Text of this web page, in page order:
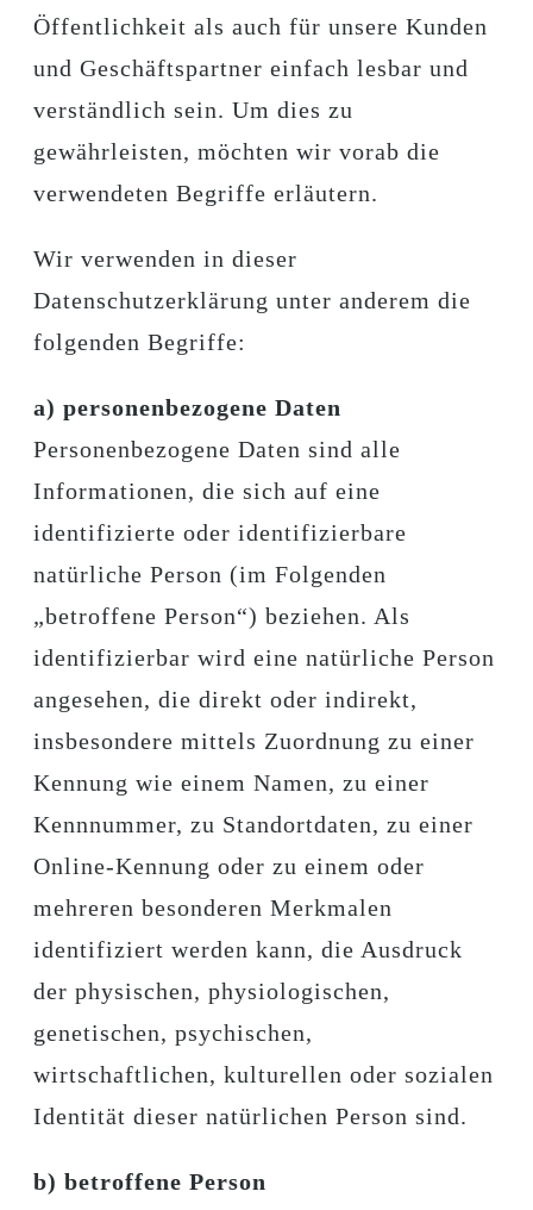
Öffentlichkeit als auch für unsere Kunden
und Geschäftspartner einfach lesbar und
verständlich sein. Um dies zu
gewährleisten, möchten wir vorab die
verwendeten Begriffe erläutern.
Wir verwenden in dieser
Datenschutzerklärung unter anderem die
folgenden Begriffe:
a) personenbezogene Daten
Personenbezogene Daten sind alle
Informationen, die sich auf eine
identifizierte oder identifizierbare
natürliche Person (im Folgenden
„betroffene Person“) beziehen. Als
identifizierbar wird eine natürliche Person
angesehen, die direkt oder indirekt,
insbesondere mittels Zuordnung zu einer
Kennung wie einem Namen, zu einer
Kennnummer, zu Standortdaten, zu einer
Online-Kennung oder zu einem oder
mehreren besonderen Merkmalen
identifiziert werden kann, die Ausdruck
der physischen, physiologischen,
genetischen, psychischen,
wirtschaftlichen, kulturellen oder sozialen
Identität dieser natürlichen Person sind.
b) betroffene Person